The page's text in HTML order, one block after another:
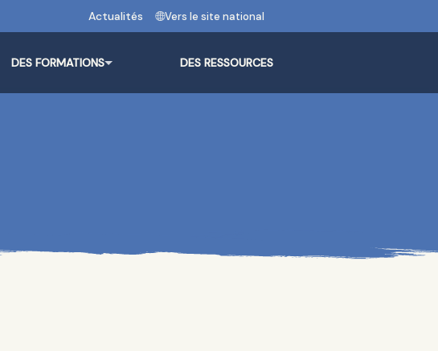
Actualités Vers le site national
DES FORMATIONS DES RESSOURCES